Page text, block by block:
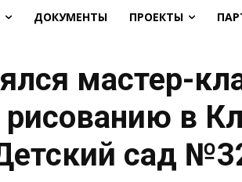
ДОКУМЕНТЫ ПРОЕКТЫ
мастер-
в
сад